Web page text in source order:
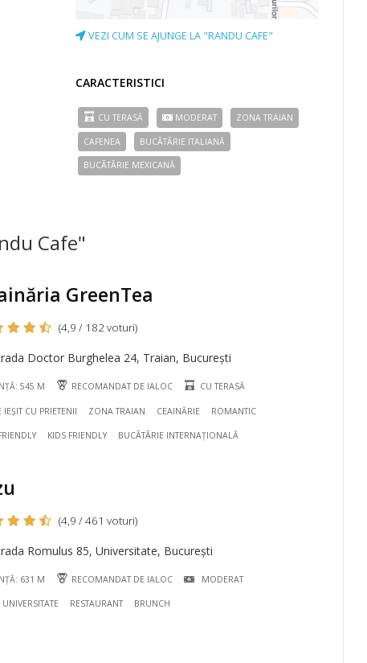
VEZI CUM SE AJUNGE LA "RANDU CAFE"
CARACTERISTICI
CU TERASĂ MODERAT ZONA TRAIAN
CAFENEA BUCÃTÃRIE ITALIANĂ
BUCÃTÃRIE MEXICANĂ
Cafe"
GreenTea
(4,9 / 182 voturi)
Doctor Burghelea 24, Traian, București
545 M RECOMANDAT DE IALOC CU TERASĂ
IEȘIT CU PRIETENII ZONA TRAIAN CEAINĂRIE ROMANTIC
KIDS FRIENDLY BUCÃTÃRIE INTERNAȚIONALĂ
(4,9 / 461 voturi)
Romulus 85, Universitate, București
631 M RECOMANDAT DE IALOC MODERAT
RESTAURANT BRUNCH